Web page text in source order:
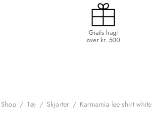
Gratis fragt
over kr. 500
Shop / Tøj / Skjorter / Karmamia lee shirt white